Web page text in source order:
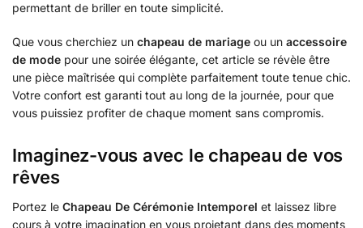
permettant de briller en toute simplicité.
Que vous cherchiez un chapeau de mariage ou un accessoire
de mode pour une soirée élégante, cet article se révèle être
une pièce maîtrisée qui complète parfaitement toute tenue chic.
Votre confort est garanti tout au long de la journée, pour que
vous puissiez profiter de chaque moment sans compromis.
Imaginez-vous avec le chapeau de vos
rêves
Portez le Chapeau De Cérémonie Intemporel et laissez libre
cours à votre imagination en vous projetant dans des moments